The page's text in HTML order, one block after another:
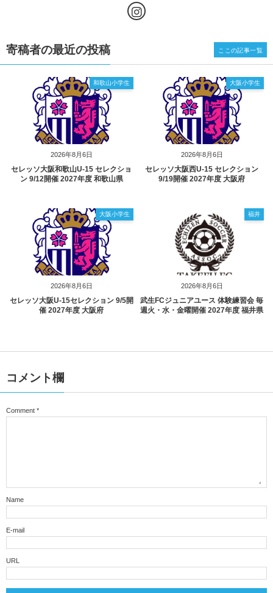
寄稿者の最近の投稿
2026年8月6日
和歌山小学生
セレッソ大阪和歌山U-15 セレクショ
ン 9/12開催 2027年度 和歌山県
2026年8月6日
大阪小学生
セレッソ大阪西U-15 セレクション
9/19開催 2027年度 大阪府
2026年8月6日
大阪小学生
セレッソ大阪U-15セレクション 9/5開
催 2027年度 大阪府
2026年8月6日
福井
武生FCジュニアユース 体験練習会 毎
週火・水・金曜開催 2027年度 福井県
ここの記事一覧
コメント欄
Comment *
Name
E-mail
URL